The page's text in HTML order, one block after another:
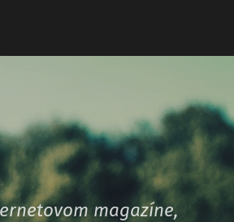
magazíne,